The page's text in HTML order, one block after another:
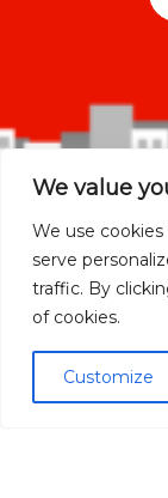
We value
We use
serve
traffic. By
of cookies.
Customize
Madrid